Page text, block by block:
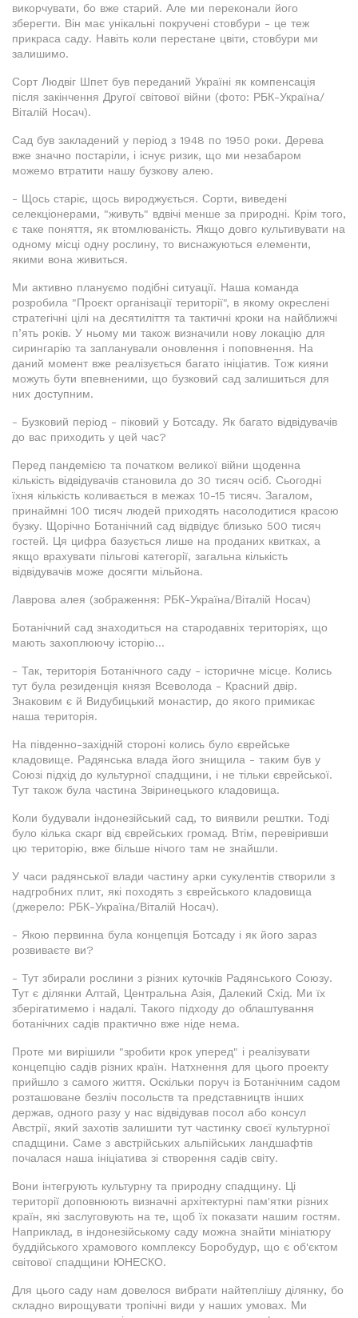
викорчувати, бо вже старий. Але ми переконали його
зберегти. Він має унікальні покручені стовбури - це теж
прикраса саду. Навіть коли перестане цвіти, стовбури ми
залишимо.
Сорт Людвіг Шпет був переданий Україні як компенсація
після закінчення Другої світової війни (фото: РБК-Україна/
Віталій Носач).
Сад був закладений у період з 1948 по 1950 роки. Дерева
вже значно постаріли, і існує ризик, що ми незабаром
можемо втратити нашу бузкову алею.
- Щось старіє, щось вироджується. Сорти, виведені
селекціонерами, "живуть" вдвічі менше за природні. Крім того,
є таке поняття, як втомлюваність. Якщо довго культивувати на
одному місці одну рослину, то виснажуються елементи,
якими вона живиться.
Ми активно плануємо подібні ситуації. Наша команда
розробила "Проєкт організації території", в якому окреслені
стратегічні цілі на десятиліття та тактичні кроки на найближчі
п’ять років. У ньому ми також визначили нову локацію для
сирингарію та запланували оновлення і поповнення. На
даний момент вже реалізується багато ініціатив. Тож кияни
можуть бути впевненими, що бузковий сад залишиться для
них доступним.
- Бузковий період - піковий у Ботсаду. Як багато відвідувачів
до вас приходить у цей час?
Перед пандемією та початком великої війни щоденна
кількість відвідувачів становила до 30 тисяч осіб. Сьогодні
їхня кількість коливається в межах 10-15 тисяч. Загалом,
принаймні 100 тисяч людей приходять насолодитися красою
бузку. Щорічно Ботанічний сад відвідує близько 500 тисяч
гостей. Ця цифра базується лише на проданих квитках, а
якщо врахувати пільгові категорії, загальна кількість
відвідувачів може досягти мільйона.
Лаврова алея (зображення: РБК-Україна/Віталій Носач)
Ботанічний сад знаходиться на стародавніх територіях, що
мають захоплюючу історію...
- Так, територія Ботанічного саду - історичне місце. Колись
тут була резиденція князя Всеволода - Красний двір.
Знаковим є й Видубицький монастир, до якого примикає
наша територія.
На південно-західній стороні колись було єврейське
кладовище. Радянська влада його знищила - таким був у
Союзі підхід до культурної спадщини, і не тільки єврейської.
Тут також була частина Звіринецького кладовища.
Коли будували індонезійський сад, то виявили рештки. Тоді
було кілька скарг від єврейських громад. Втім, перевіривши
цю територію, вже більше нічого там не знайшли.
У часи радянської влади частину арки сукулентів створили з
надгробних плит, які походять з єврейського кладовища
(джерело: РБК-Україна/Віталій Носач).
- Якою первинна була концепція Ботсаду і як його зараз
розвиваєте ви?
- Тут збирали рослини з різних куточків Радянського Союзу.
Тут є ділянки Алтай, Центральна Азія, Далекий Схід. Ми їх
зберігатимемо і надалі. Такого підходу до облаштування
ботанічних садів практично вже ніде нема.
Проте ми вирішили "зробити крок уперед" і реалізувати
концепцію садів різних країн. Натхнення для цього проекту
прийшло з самого життя. Оскільки поруч із Ботанічним садом
розташоване безліч посольств та представництв інших
держав, одного разу у нас відвідував посол або консул
Австрії, який захотів залишити тут частинку своєї культурної
спадщини. Саме з австрійських альпійських ландшафтів
почалася наша ініціатива зі створення садів світу.
Вони інтегрують культурну та природну спадщину. Ці
території доповнюють визначні архітектурні пам'ятки різних
країн, які заслуговують на те, щоб їх показати нашим гостям.
Наприклад, в індонезійському саду можна знайти мініатюру
буддійського храмового комплексу Боробудур, що є об'єктом
світової спадщини ЮНЕСКО.
Для цього саду нам довелося вибрати найтеплішу ділянку, бо
складно вирощувати тропічні види у наших умовах. Ми